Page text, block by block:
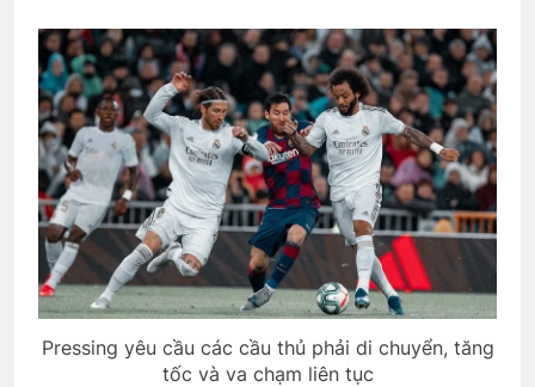
Pressing yêu cầu các cầu thủ phải di chuyển, tăng
tốc và va chạm liên tục